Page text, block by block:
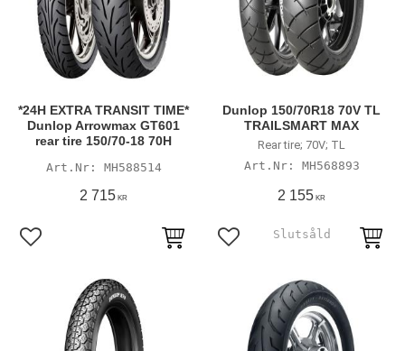
*24H EXTRA TRANSIT TIME*
Dunlop Arrowmax GT601
rear tire 150/70-18 70H
MH588514
2 715 KR
Lägg till i favoriter
Dunlop 150/70R18 70V TL
TRAILSMART MAX
Rear tire; 70V; TL
MH568893
2 155 KR
Lägg till i favoriter